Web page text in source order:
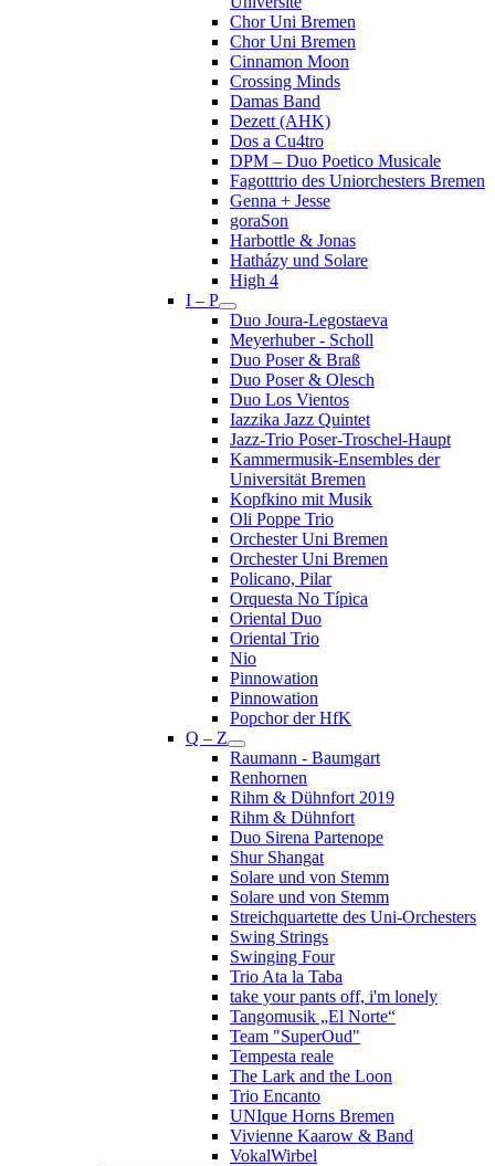
Chor Uni Bremen
Chor Uni Bremen
Cinnamon Moon
Crossing Minds
Damas Band
Dezett (AHK)
Dos a Cu4tro
DPM – Duo Poetico Musicale
Fagotttrio des Uniorchesters Bremen
Genna + Jesse
goraSon
Harbottle & Jonas
Hatházy und Solare
High 4
I – P
Duo Joura-Legostaeva
Meyerhuber - Scholl
Duo Poser & Braß
Duo Poser & Olesch
Duo Los Vientos
Iazzika Jazz Quintet
Jazz-Trio Poser-Troschel-Haupt
Kammermusik-Ensembles der
Universität Bremen
Kopfkino mit Musik
Oli Poppe Trio
Orchester Uni Bremen
Orchester Uni Bremen
Policano, Pilar
Orquesta No Típica
Oriental Duo
Oriental Trio
Nio
Pinnowation
Pinnowation
Popchor der HfK
Q – Z
Raumann - Baumgart
Renhornen
Rihm & Dühnfort 2019
Rihm & Dühnfort
Duo Sirena Partenope
Shur Shangat
Solare und von Stemm
Solare und von Stemm
Streichquartette des Uni-Orchesters
Swing Strings
Swinging Four
Trio Ata la Taba
take your pants off, i'm lonely
Tangomusik „El Norte“
Team "SuperOud"
Tempesta reale
The Lark and the Loon
Trio Encanto
UNIque Horns Bremen
Vivienne Kaarow & Band
VokalWirbel